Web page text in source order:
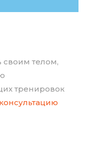
своим телом,
тренировок